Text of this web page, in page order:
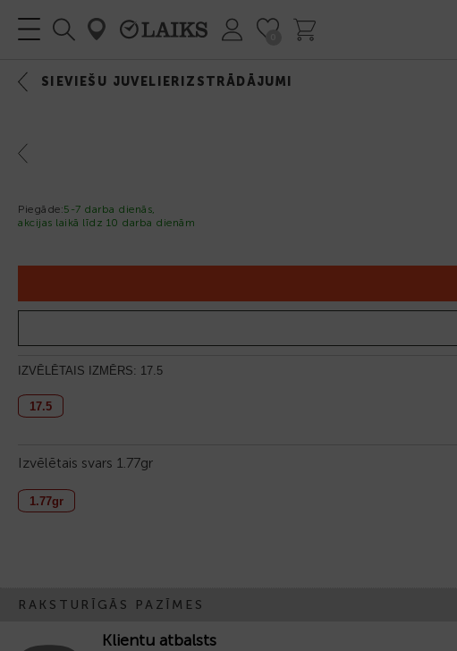
SIEVIEŠU JUVELIERIZSTRĀDĀJUMI
Previous
Piegāde:5-7 darba dienās,
akcijas laikā līdz 10 darba dienām
IZVĒLĒTAIS IZMĒRS: 17.5
17.5
Izvēlētais svars 1.77gr
1.77gr
RAKSTURĪGĀS PAZĪMES
Klientu atbalsts